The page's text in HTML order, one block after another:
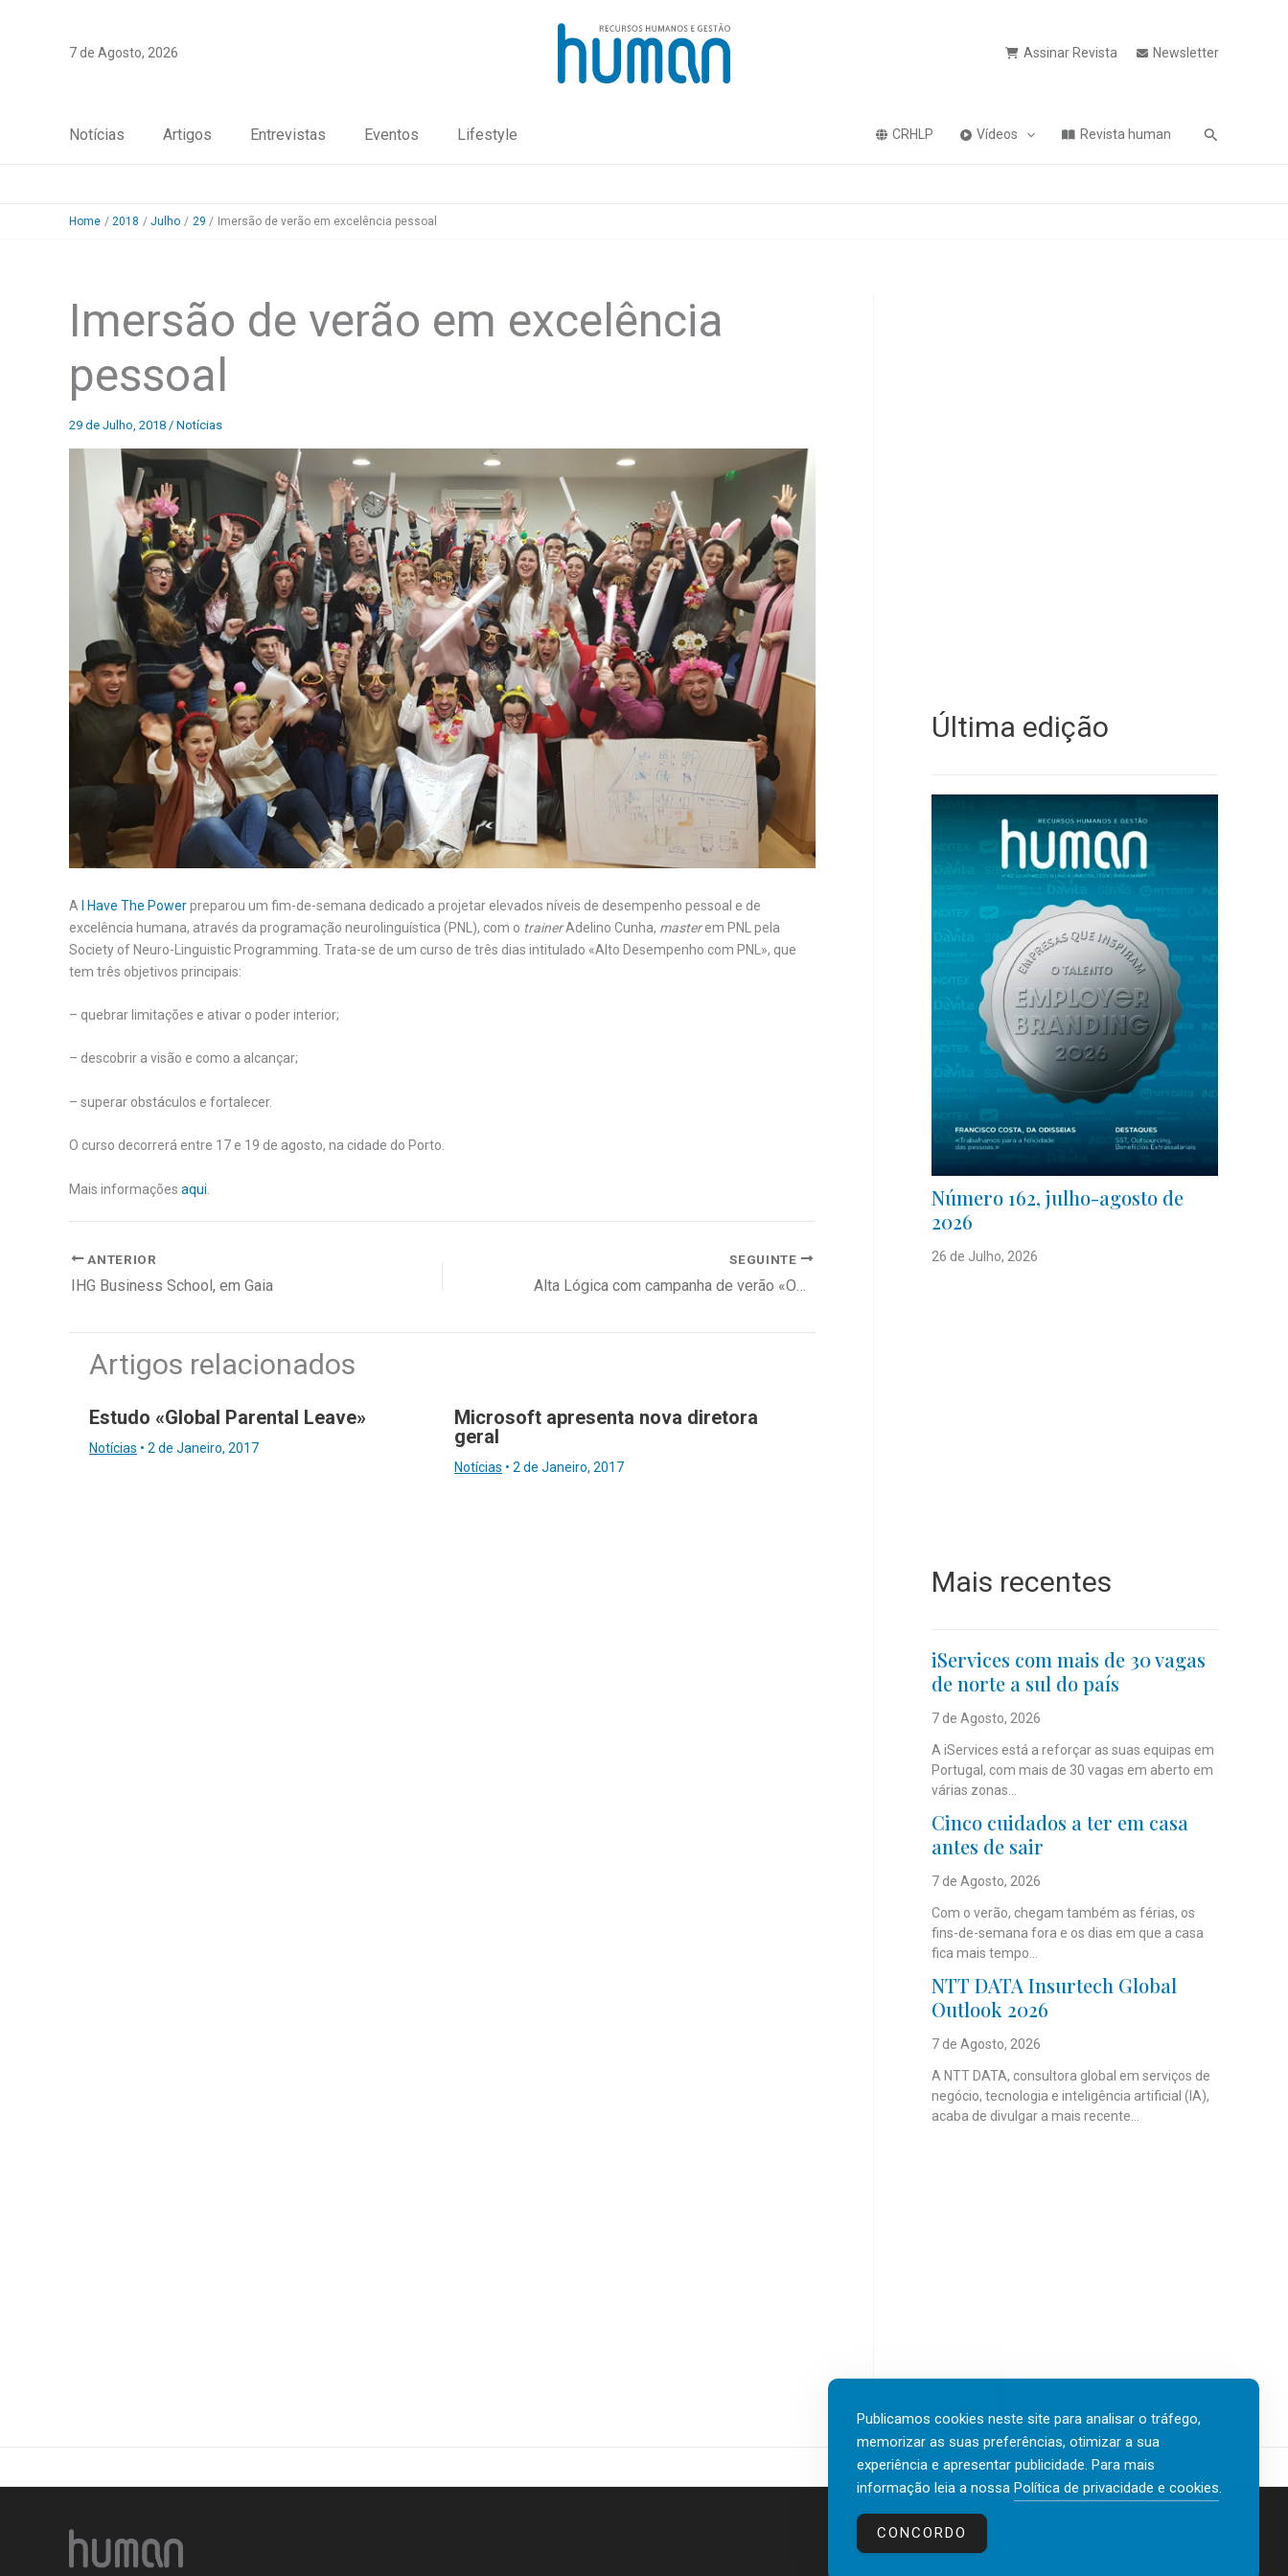
7 de Agosto, 2026 Assinar Revista Newsletter
Notícias Artigos Entrevistas Eventos Lifestyle CRHLP Vídeos Revista human Pesquisa
Home 2018 Julho 29 Imersão de verão em excelência pessoal
Imersão de verão em excelência
pessoal
29 de Julho, 2018 / Notícias
A I Have The Powerpreparou um fim-de-semana dedicado a projetar elevados níveis de desempenho pessoal e de
excelência humana, através da programação neurolinguística (PNL), com o trainerAdelino Cunha, masterem PNL pela
Society of Neuro-Linguistic Programming. Trata-se de um curso de três dias intitulado «Alto Desempenho com PNL», que
tem três objetivos principais:
– quebrar limitações e ativar o poder interior;
– descobrir a visão e como a alcançar;
– superar obstáculos e fortalecer.
O curso decorrerá entre 17 e 19 de agosto, na cidade do Porto.
Mais informações aqui
ANTERIOR
IHG Business School, em Gaia
SEGUINTE
Alta Lógica com campanha de verão «Office Kids»
Artigos relacionados
Estudo «Global Parental Leave»
Notícias • 2 de Janeiro, 2017
Microsoft apresenta nova diretora
geral
Notícias • 2 de Janeiro, 2017
Última edição
Número 162, julho-agosto de
2026
26 de Julho, 2026
Mais recentes
iServices com mais de 30 vagas
de norte a sul do país
7 de Agosto, 2026
A iServices está a reforçar as suas equipas em
Portugal, com mais de 30 vagas em aberto em
várias zonas...
Cinco cuidados a ter em casa
antes de sair
7 de Agosto, 2026
Com o verão, chegam também as férias, os
fins-de-semana fora e os dias em que a casa
fica mais tempo...
NTT DATA Insurtech Global
Outlook 2026
7 de Agosto, 2026
A NTT DATA, consultora global em serviços de
negócio, tecnologia e inteligência artificial (IA),
acaba de divulgar a mais recente...
Contactos
Publicamos cookies neste site para analisar o tráfego,
memorizar as suas preferências, otimizar a sua
experiência e apresentar publicidade. Para mais
informação leia a nossa Política de privacidade e cookies.
CONCORDO